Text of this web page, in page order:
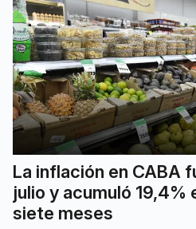
La inflación en CABA
julio y acumuló 19,4%
siete meses